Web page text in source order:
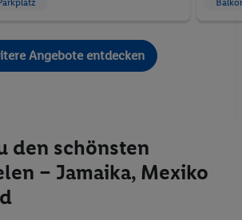
Angebote entdecken
den schönsten
– Jamaika, Mexiko